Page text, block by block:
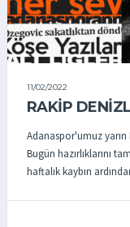
11/02/2022
RAKİP
Adanaspor'umuz yarın
Bugün hazırlıklarını
haftalık kaybın